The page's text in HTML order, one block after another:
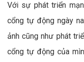
Với sự phát triển
cổng tự động ngày
ảnh cũng như phát
cổng tự động của